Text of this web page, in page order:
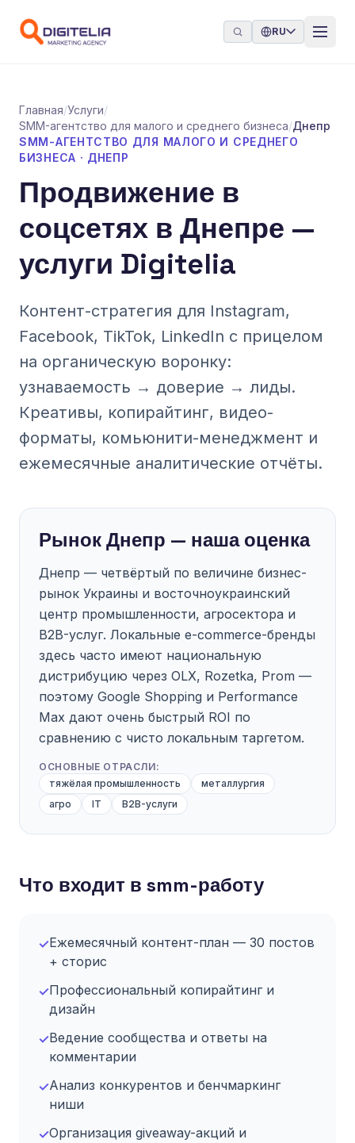
RU
Главная/Услуги/
SMM-агентство для малого и среднего бизнеса/Днепр
SMM-АГЕНТСТВО ДЛЯ МАЛОГО И СРЕДНЕГО
БИЗНЕСА · ДНЕПР
Продвижение в
соцсетях в Днепре —
услуги Digitelia
Контент-стратегия для Instagram,
Facebook, TikTok, LinkedIn с прицелом
на органическую воронку:
узнаваемость → доверие → лиды.
Креативы, копирайтинг, видео-
форматы, комьюнити-менеджмент и
ежемесячные аналитические отчёты.
Рынок Днепр — наша оценка
Днепр — четвёртый по величине бизнес-
рынок Украины и восточноукраинский
центр промышленности, агросектора и
B2B-услуг. Локальные e-commerce-бренды
здесь часто имеют национальную
дистрибуцию через OLX, Rozetka, Prom —
поэтому Google Shopping и Performance
Max дают очень быстрый ROI по
сравнению с чисто локальным таргетом.
ОСНОВНЫЕ ОТРАСЛИ:
тяжёлая промышленность
металлургия
агро
IT B2B-услуги
Что входит в smm-работу
✓Ежемесячный контент-план — 30 постов
+ сторис
✓Профессиональный копирайтинг и
дизайн
✓Ведение сообщества и ответы на
комментарии
✓Анализ конкурентов и бенчмаркинг
ниши
✓Организация giveaway-акций и